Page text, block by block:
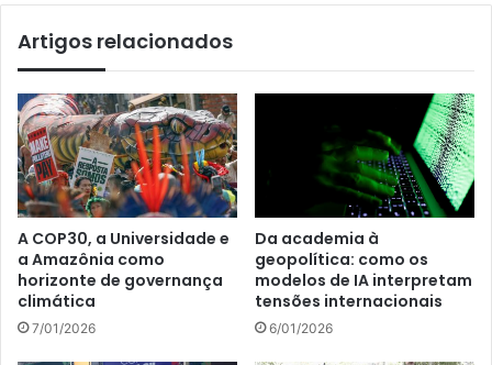
Artigos relacionados
A COP30, a Universidade e
a Amazônia como
horizonte de governança
climática
7/01/2026
Da academia à
geopolítica: como os
modelos de IA interpretam
tensões internacionais
6/01/2026